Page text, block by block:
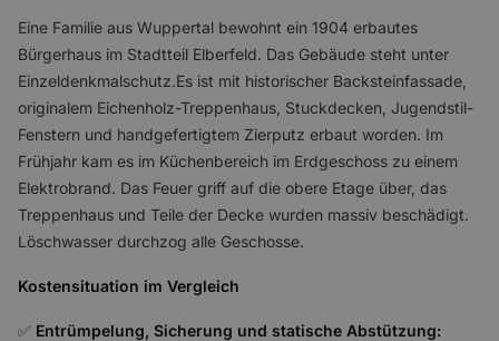
Eine Familie aus Wuppertal bewohnt ein 1904 erbautes
Bürgerhaus im Stadtteil Elberfeld. Das Gebäude steht unter
Einzeldenkmalschutz.Es ist mit historischer Backsteinfassade,
originalem Eichenholz-Treppenhaus, Stuckdecken, Jugendstil-
Fenstern und handgefertigtem Zierputz erbaut worden. Im
Frühjahr kam es im Küchenbereich im Erdgeschoss zu einem
Elektrobrand. Das Feuer griff auf die obere Etage über, das
Treppenhaus und Teile der Decke wurden massiv beschädigt.
Löschwasser durchzog alle Geschosse.
Kostensituation im Vergleich
✅ Entrümpelung, Sicherung und statische Abstützung: